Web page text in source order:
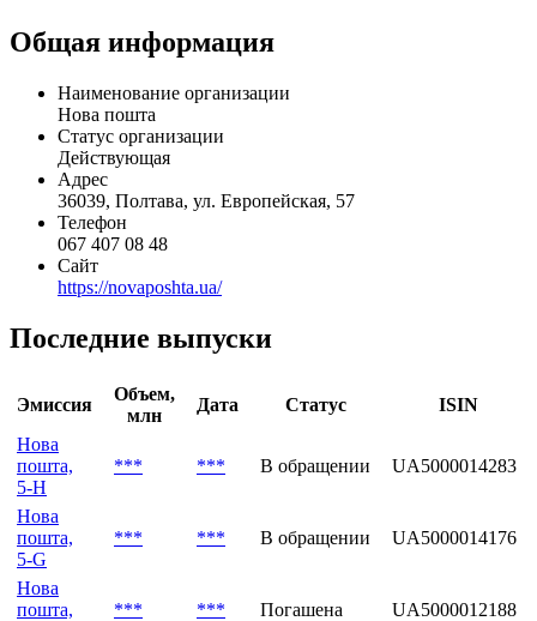
Общая информация
Наименование организации
Нова пошта
Статус организации
Действующая
Адрес
36039, Полтава, ул. Европейская, 57
Телефон
067 407 08 48
Сайт
https://novaposhta.ua/
Последние выпуски
Эмиссия
Объем,
млн
Дата Статус
ISIN
Нова
пошта,
5-H
*** *** В обращении UA5000014283
Нова
пошта,
5-G
*** *** В обращении UA5000014176
Нова
пошта,
*** *** Погашена UA5000012188